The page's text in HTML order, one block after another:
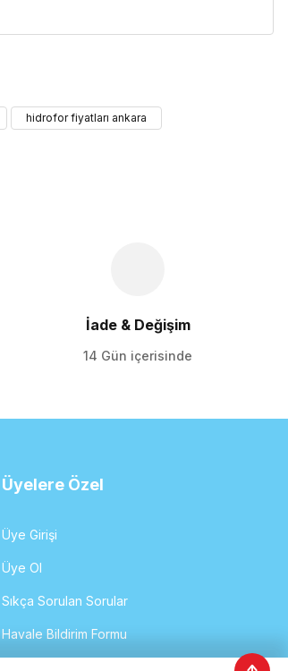
hidrofor fiyatları ankara
İade & Değişim
14 Gün içerisinde
Üyelere Özel
Üye Girişi
Üye Ol
Sıkça Sorulan Sorular
Havale Bildirim Formu